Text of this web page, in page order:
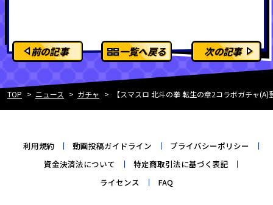
前の記事 一覧へ戻る 次の記事
TOP ニュース ガチャ 【スマスロ 北斗の拳 転生の章2コラボガチャ
利用規約 動画投稿ガイドライン
プライバシーポリシー
資金決済法について
特定商取引法に基づく表記
ライセンス
FAQ